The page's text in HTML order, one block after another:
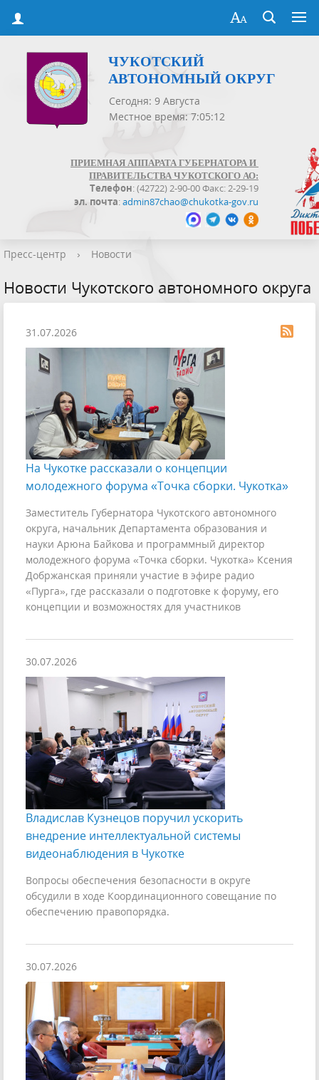
ЧУКОТСКИЙ
АВТОНОМНЫЙ ОКРУГ
Сегодня: 9 Августа
Местное время: 7:05:12
ПРИЕМНАЯ АППАРАТА ГУБЕРНАТОРА И
ПРАВИТЕЛЬСТВА ЧУКОТСКОГО АО:
Телефон: (42722) 2-90-00 Факс: 2-29-19
эл. почта:admin87chao@chukotka-gov.ru
Пресс-центр › Новости
Новости Чукотского автономного округа
31.07.2026
На Чукотке рассказали о концепции
молодежного форума «Точка сборки. Чукотка»
Заместитель Губернатора Чукотского автономного
округа, начальник Департамента образования и
науки Арюна Байкова и программный директор
молодежного форума «Точка сборки. Чукотка» Ксения
Добржанская приняли участие в эфире радио
«Пурга», где рассказали о подготовке к форуму, его
концепции и возможностях для участников
30.07.2026
Владислав Кузнецов поручил ускорить
внедрение интеллектуальной системы
видеонаблюдения в Чукотке
Вопросы обеспечения безопасности в округе
обсудили в ходе Координационного совещание по
обеспечению правопорядка.
30.07.2026